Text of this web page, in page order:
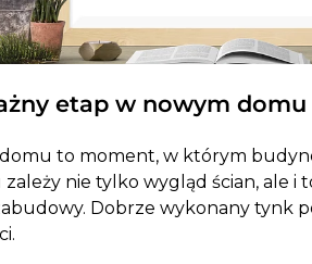
etap w nowym domu
to moment, w którym
nie tylko wygląd ścian, ale i
Dobrze wykonany tynk